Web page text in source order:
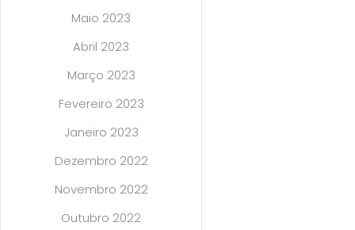
Maio 2023
Abril 2023
Março 2023
Fevereiro 2023
Janeiro 2023
Dezembro 2022
Novembro 2022
Outubro 2022